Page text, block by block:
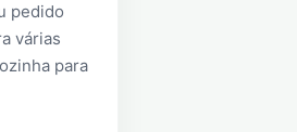
pedido
várias
para